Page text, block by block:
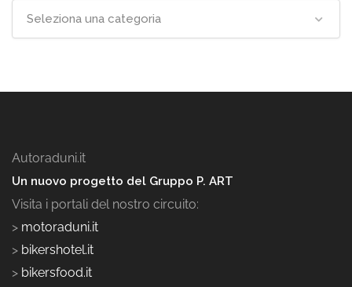
Seleziona una categoria
Autoraduni.it
Un nuovo progetto del Gruppo P. ART
Visita i portali del nostro circuito:
> motoraduni.it
> bikershotel.it
> bikersfood.it